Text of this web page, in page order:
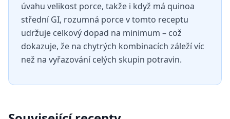
úvahu velikost porce, takže i když má quinoa
střední GI, rozumná porce v tomto receptu
udržuje celkový dopad na minimum – což
dokazuje, že na chytrých kombinacích záleží víc
než na vyřazování celých skupin potravin.